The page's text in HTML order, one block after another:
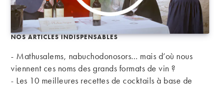
NOS ARTICLES INDISPENSABLES
- Mathusalems, nabuchodonosors… mais d’où nous
viennent ces noms des grands formats de vin ?
- Les 10 meilleures recettes de cocktails à base de